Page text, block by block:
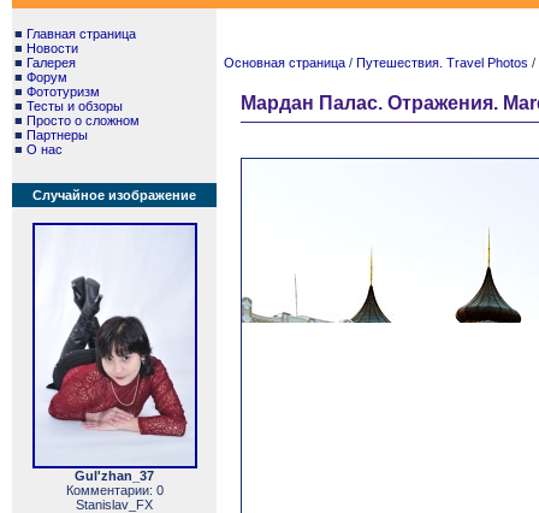
■ Главная страница
■ Новости
■ Галерея
■ Форум
■ Фототуризм
■ Тесты и обзоры
■ Просто о сложном
■ Партнеры
■ О нас
Случайное изображение
Gul'zhan_37
Комментарии: 0
Stanislav_FX
Основная страница / Путешествия. Travel Photos /
Мардан Палас. Отражения.